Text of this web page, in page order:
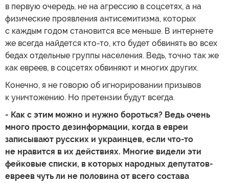
в первую очередь, не на агрессию в соцсетях, а на
физические проявления антисемитизма, которых
с каждым годом становится все меньше. В интернете
же всегда найдется кто-то, кто будет обвинять во всех
бедах отдельные группы населения. Ведь, точно так же
как евреев, в соцсетях обвиняют и многих других.
Конечно, я не говорю об игнорировании призывов
к уничтожению. Но претензии будут всегда.
- Как с этим можно и нужно бороться? Ведь очень
много просто дезинформации, когда в евреи
записывают русских и украинцев, если что-то
не нравится в их действиях. Многие видели эти
фейковые списки, в которых народных депутатов-
евреев чуть ли не половина от всего состава